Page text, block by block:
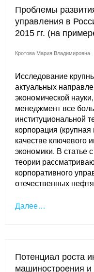
Проблемы
управления в
2015 гг. (на
Кротова Мария Владимировна
Исследование
актуальных
экономической
менеджмент все
институциональной
корпорация
качестве ключевого
экономики. В статье
теории
корпоративного
отечественных
Далее…
Потенциал роста
машиностроения